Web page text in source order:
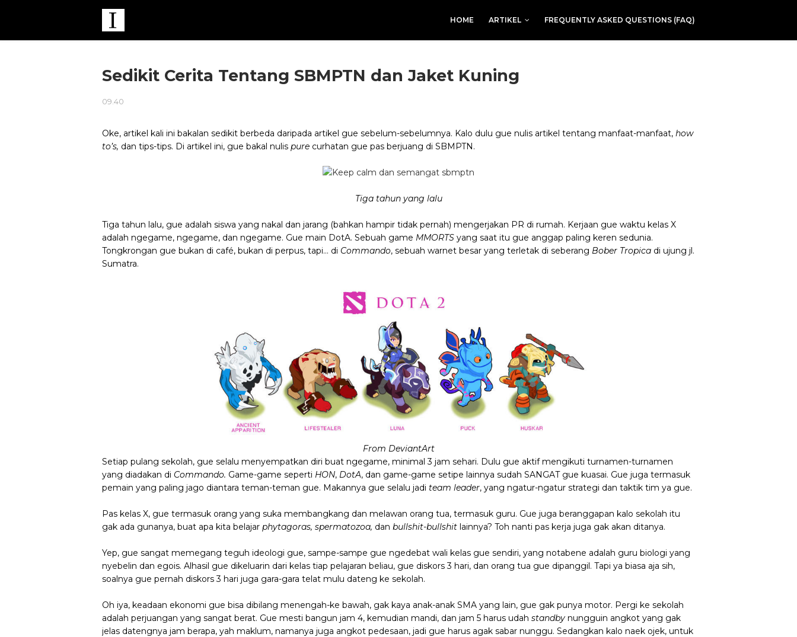
HOME ARTIKEL FREQUENTLY ASKED QUESTIONS (FAQ)
Sedikit Cerita Tentang SBMPTN dan Jaket Kuning
09.40
Oke, artikel kali ini bakalan sedikit berbeda daripada artikel gue sebelum-sebelumnya. Kalo dulu gue nulis artikel tentang manfaat-manfaat, how
to’s, dan tips-tips. Di artikel ini, gue bakal nulis pure curhatan gue pas berjuang di SBMPTN.
Tiga tahun yang lalu
Tiga tahun lalu, gue adalah siswa yang nakal dan jarang (bahkan hampir tidak pernah) mengerjakan PR di rumah. Kerjaan gue waktu kelas X
adalah ngegame, ngegame, dan ngegame. Gue main DotA. Sebuah game MMORTS yang saat itu gue anggap paling keren sedunia.
Tongkrongan gue bukan di café, bukan di perpus, tapi… di Commando, sebuah warnet besar yang terletak di seberang Bober Tropica di ujung jl.
Sumatra.
From DeviantArt
Setiap pulang sekolah, gue selalu menyempatkan diri buat ngegame, minimal 3 jam sehari. Dulu gue aktif mengikuti turnamen-turnamen
yang diadakan di Commando. Game-game seperti HON, DotA, dan game-game setipe lainnya sudah SANGAT gue kuasai. Gue juga termasuk
pemain yang paling jago diantara teman-teman gue. Makannya gue selalu jadi team leader, yang ngatur-ngatur strategi dan taktik tim ya gue.
Pas kelas X, gue termasuk orang yang suka membangkang dan melawan orang tua, termasuk guru. Gue juga beranggapan kalo sekolah itu
gak ada gunanya, buat apa kita belajar phytagoras, spermatozoa, dan bullshit-bullshit lainnya? Toh nanti pas kerja juga gak akan ditanya.
Yep, gue sangat memegang teguh ideologi gue, sampe-sampe gue ngedebat wali kelas gue sendiri, yang notabene adalah guru biologi yang
nyebelin dan egois. Alhasil gue dikeluarin dari kelas tiap pelajaran beliau, gue diskors 3 hari, dan orang tua gue dipanggil. Tapi ya biasa aja sih,
soalnya gue pernah diskors 3 hari juga gara-gara telat mulu dateng ke sekolah.
Oh iya, keadaan ekonomi gue bisa dibilang menengah-ke bawah, gak kaya anak-anak SMA yang lain, gue gak punya motor. Pergi ke sekolah
adalah perjuangan yang sangat berat. Gue mesti bangun jam 4, kemudian mandi, dan jam 5 harus udah standby nungguin angkot yang gak
jelas datengnya jam berapa, yah maklum, namanya juga angkot pedesaan, jadi gue harus agak sabar nunggu. Sedangkan kalo naek ojek, untuk